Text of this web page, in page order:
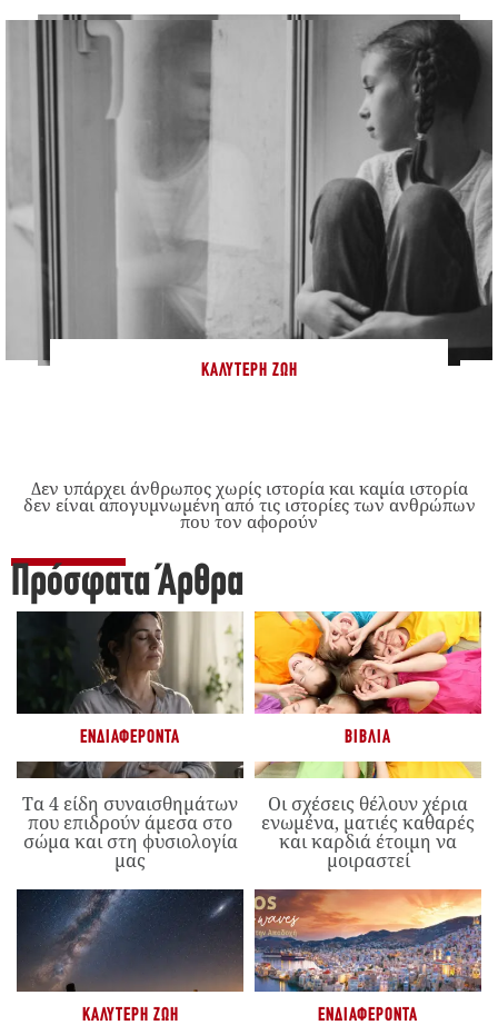
ΚΑΛΎΤΕΡΗ ΖΩΉ
Δεν υπάρχει άνθρωπος χωρίς ιστορία και καμία ιστορία
δεν είναι απογυμνωμένη από τις ιστορίες των ανθρώπων
που τον αφορούν
Πρόσφατα Άρθρα
ΕΝΔΙΑΦΈΡΟΝΤΑ
Τα 4 είδη συναισθημάτων
που επιδρούν άμεσα στο
σώμα και στη φυσιολογία
μας
ΒΙΒΛΊΑ
Οι σχέσεις θέλουν χέρια
ενωμένα, ματιές καθαρές
και καρδιά έτοιμη να
μοιραστεί
ΚΑΛΎΤΕΡΗ ΖΩΉ ΕΝΔΙΑΦΈΡΟΝΤΑ